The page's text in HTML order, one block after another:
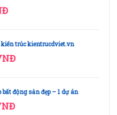
kiến trúc kientrucdviet.vn
bất động sản đẹp – 1 dự án